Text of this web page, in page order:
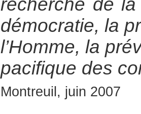
recherche de
démocratie, la
l’Homme, la
pacifique des
Montreuil, juin 2007